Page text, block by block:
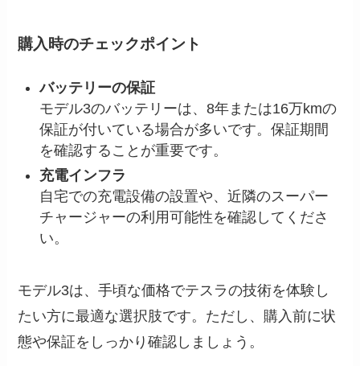
購入時のチェックポイント
バッテリーの保証
モデル3のバッテリーは、8年または16万kmの
保証が付いている場合が多いです。保証期間
を確認することが重要です。
充電インフラ
自宅での充電設備の設置や、近隣のスーパー
チャージャーの利用可能性を確認してくださ
い。
モデル3は、手頃な価格でテスラの技術を体験し
たい方に最適な選択肢です。ただし、購入前に状
態や保証をしっかり確認しましょう。